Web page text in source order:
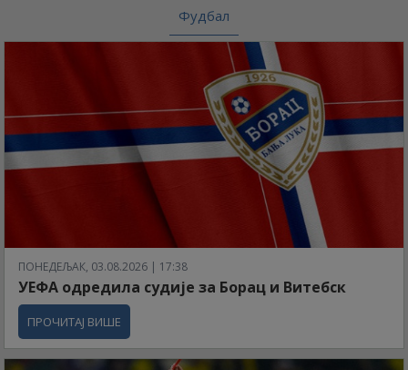
Фудбал
ПОНЕДЕЉАК, 03.08.2026 | 17:38
УЕФА одредила судије за Борац и Витебск
ПРОЧИТАЈ ВИШЕ